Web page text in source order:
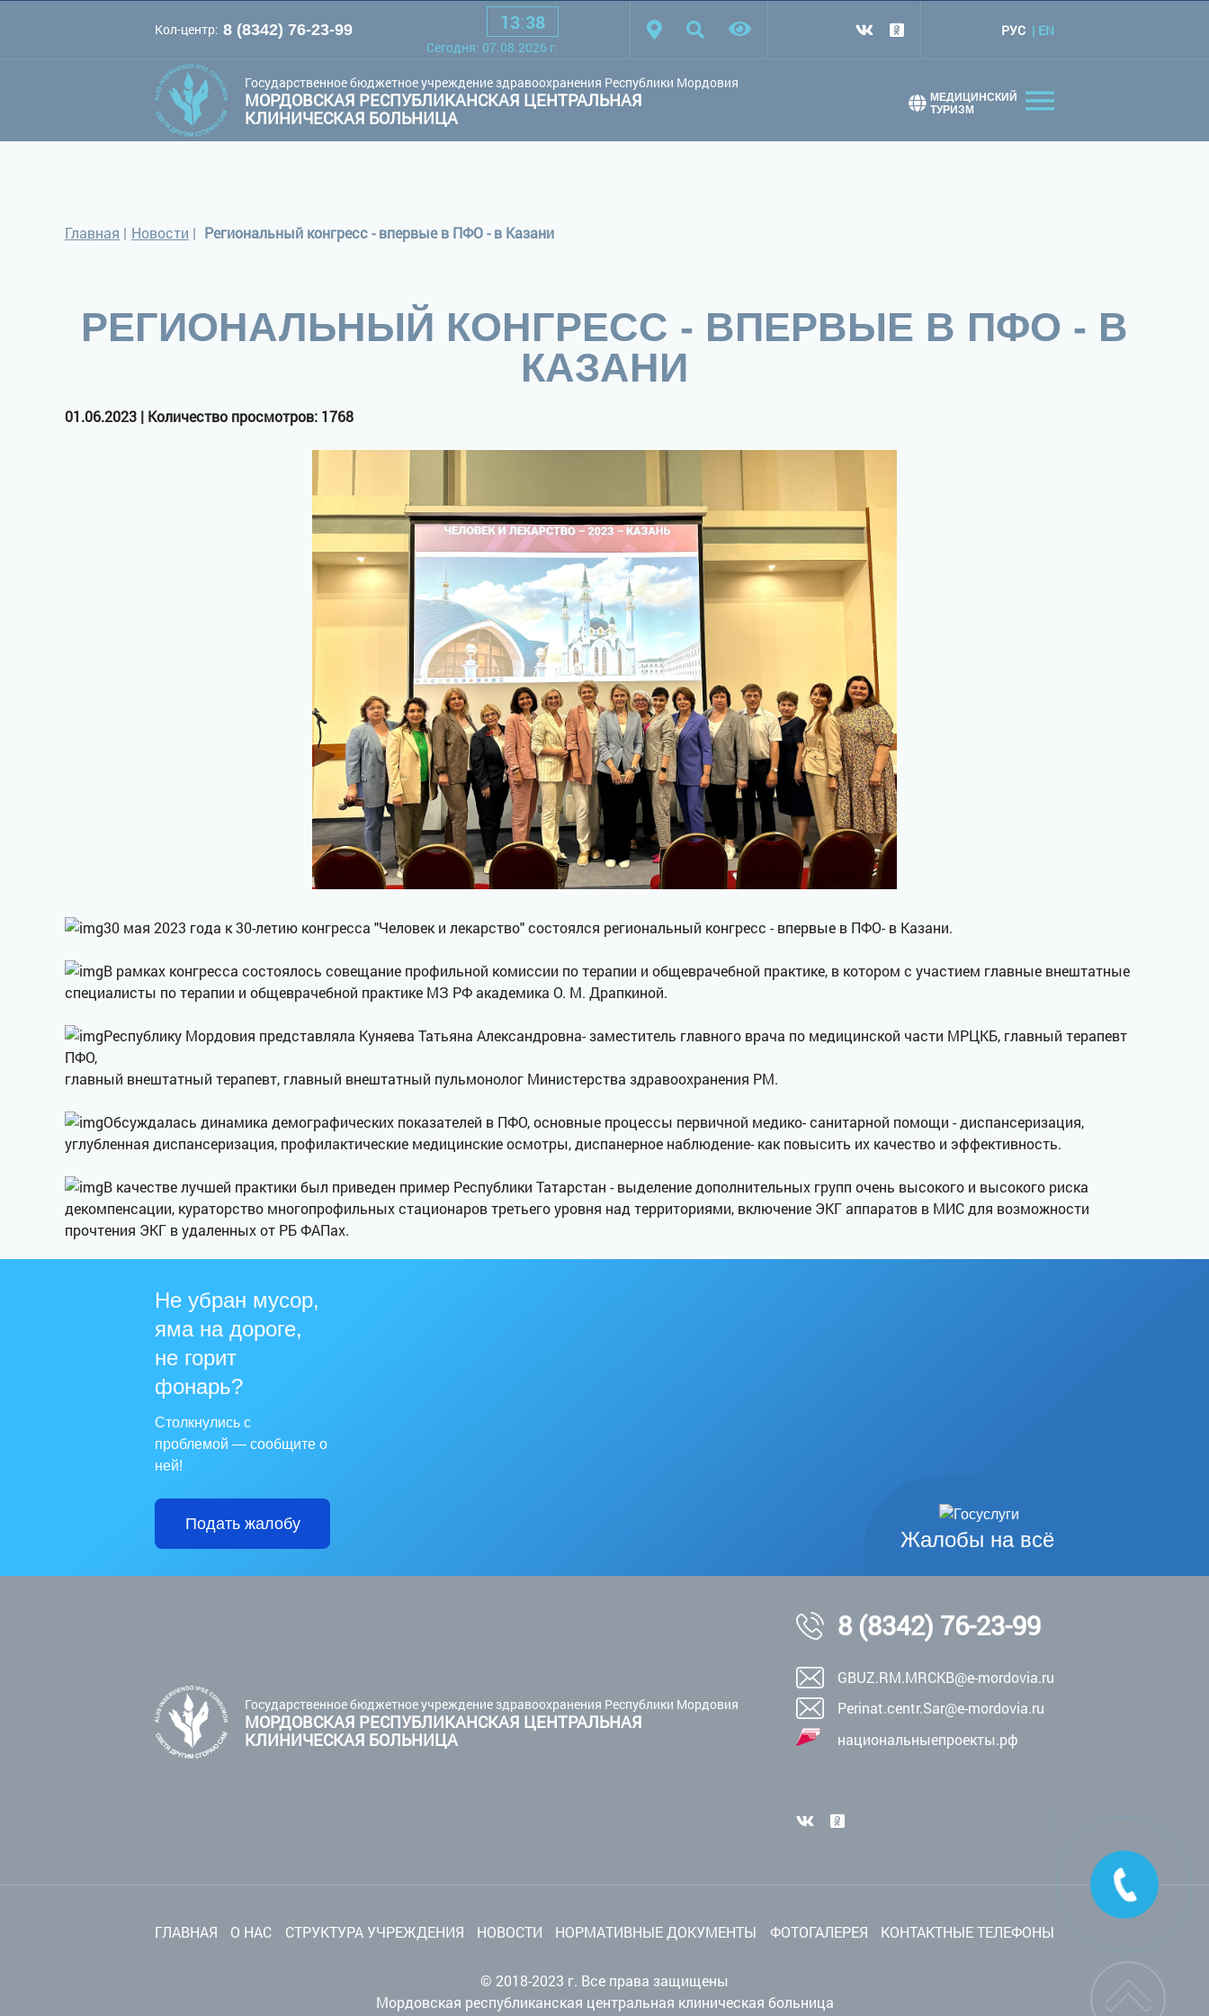
Шрифт: A A A Белая схема Черная схема Обычный сайт
Кол-центр: 8 (8342) 76-23-99 13:38
Сегодня: 07.08.2026 г.
РУС EN
Государственное бюджетное учреждение здравоохранения Республики Мордовия
МОРДОВСКАЯ РЕСПУБЛИКАНСКАЯ ЦЕНТРАЛЬНАЯ
КЛИНИЧЕСКАЯ БОЛЬНИЦА
МЕДИЦИНСКИЙ
ТУРИЗМ
Главная | Новости | Региональный конгресс - впервые в ПФО - в Казани
РЕГИОНАЛЬНЫЙ КОНГРЕСС - ВПЕРВЫЕ В ПФО - В
КАЗАНИ
01.06.2023 | Количество просмотров: 1768
30 мая 2023 года к 30-летию конгресса "Человек и лекарство" состоялся региональный конгресс - впервые в ПФО- в Казани.
В рамках конгресса состоялось совещание профильной комиссии по терапии и общеврачебной практике, в котором с участием главные внештатные
специалисты по терапии и общеврачебной практике МЗ РФ академика О. М. Драпкиной.
Республику Мордовия представляла Куняева Татьяна Александровна- заместитель главного врача по медицинской части МРЦКБ, главный терапевт
ПФО,
главный внештатный терапевт, главный внештатный пульмонолог Министерства здравоохранения РМ.
Обсуждалась динамика демографических показателей в ПФО, основные процессы первичной медико- санитарной помощи - диспансеризация,
углубленная диспансеризация, профилактические медицинские осмотры, диспанерное наблюдение- как повысить их качество и эффективность.
В качестве лучшей практики был приведен пример Республики Татарстан - выделение дополнительных групп очень высокого и высокого риска
декомпенсации, кураторство многопрофильных стационаров третьего уровня над территориями, включение ЭКГ аппаратов в МИС для возможности
прочтения ЭКГ в удаленных от РБ ФАПах.
Жалобы на всё
Не убран мусор,
яма на дороге,
не горит
фонарь?
Столкнулись с
проблемой — сообщите о
ней!
Подать жалобу
Государственное бюджетное учреждение здравоохранения Республики Мордовия
МОРДОВСКАЯ РЕСПУБЛИКАНСКАЯ ЦЕНТРАЛЬНАЯ
КЛИНИЧЕСКАЯ БОЛЬНИЦА
8 (8342) 76-23-99
GBUZ.RM.MRCKB@e-mordovia.ru
Perinat.centr.Sar@e-mordovia.ru
национальныепроекты.рф
ГЛАВНАЯ О НАС СТРУКТУРА УЧРЕЖДЕНИЯ НОВОСТИ НОРМАТИВНЫЕ ДОКУМЕНТЫ ФОТОГАЛЕРЕЯ КОНТАКТНЫЕ ТЕЛЕФОНЫ
© 2018-2023 г. Все права защищены
Мордовская республиканская центральная клиническая больница